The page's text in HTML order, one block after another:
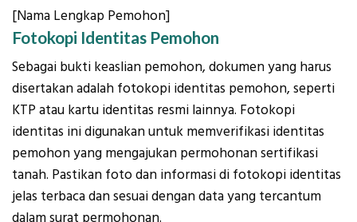
[Nama Lengkap Pemohon]
Fotokopi Identitas Pemohon
Sebagai bukti keaslian pemohon, dokumen yang harus
disertakan adalah fotokopi identitas pemohon, seperti
KTP atau kartu identitas resmi lainnya. Fotokopi
identitas ini digunakan untuk memverifikasi identitas
pemohon yang mengajukan permohonan sertifikasi
tanah. Pastikan foto dan informasi di fotokopi identitas
jelas terbaca dan sesuai dengan data yang tercantum
dalam surat permohonan.